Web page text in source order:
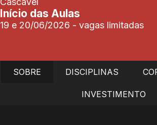
Início das Aulas
19 e 20/06/2026 - vagas limitadas
SOBRE DISCIPLINAS
INVESTIMENTO